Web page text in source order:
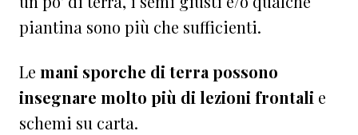
piantina sono più che sufficienti.
Le mani sporche di terra possono
insegnare molto più di lezioni frontali e
schemi su carta.